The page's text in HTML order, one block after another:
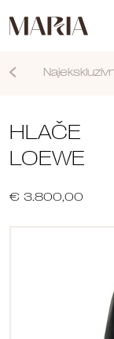
HLAČE
LOEWE
€ 3.800,00